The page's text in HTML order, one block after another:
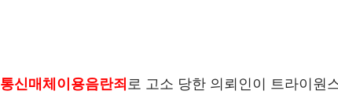
통신매체이용음란죄 로 고소 당한 의뢰인이 트라이원